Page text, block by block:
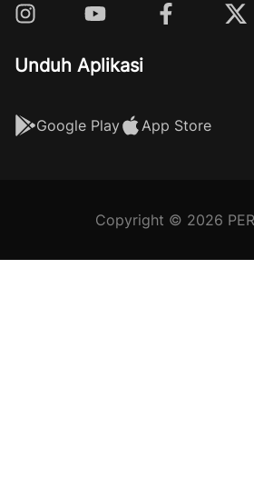
Unduh Aplikasi
Google Play App Store
Copyright © 2026